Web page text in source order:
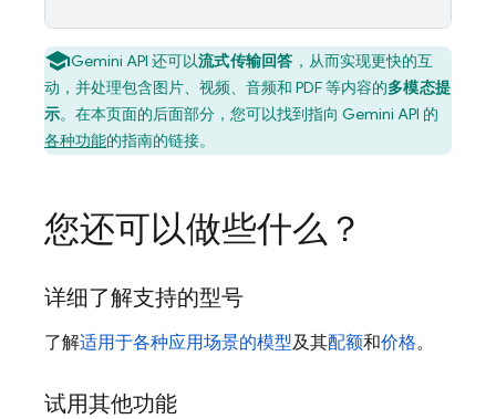
Gemini API 还可以流式传输回答 ，从而实现更快的互
动，并处理包含图片、视频、音频和 PDF 等内容的多模态提
示。在本页面的后面部分，您可以找到指向Gemini API 的
各种功能的指南的链接。
您还可以做些什么？
详细了解支持的型号
了解适用于各种应用场景的模型及其配额和价格。
试用其他功能